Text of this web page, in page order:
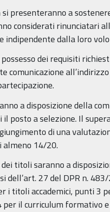
si presenteranno a
considerati rinunciatari
indipendente dalla loro
dei requisiti
comunicazione
a disposizione della
posto a selezione. Il
di una
almeno 14/20.
titoli saranno a
dell’art. 27 del DPR n.
i titoli accademici, punti 3
il curriculum formativo